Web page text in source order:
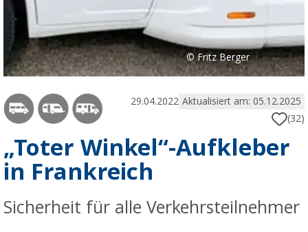
© Fritz Berger
29.04.2022 Aktualisiert am: 05.12.2025
(32)
„Toter Winkel“-Aufkleber
in Frankreich
Sicherheit für alle Verkehrsteilnehmer